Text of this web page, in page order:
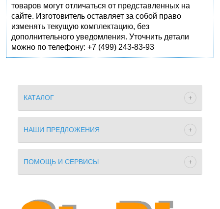
товаров могут отличаться от представленных на
сайте. Изготовитель оставляет за собой право
изменять текущую комплектацию, без
дополнительного уведомления. Уточнить детали
можно по телефону: +7 (499) 243-83-93
КАТАЛОГ
НАШИ ПРЕДЛОЖЕНИЯ
ПОМОЩЬ И СЕРВИСЫ